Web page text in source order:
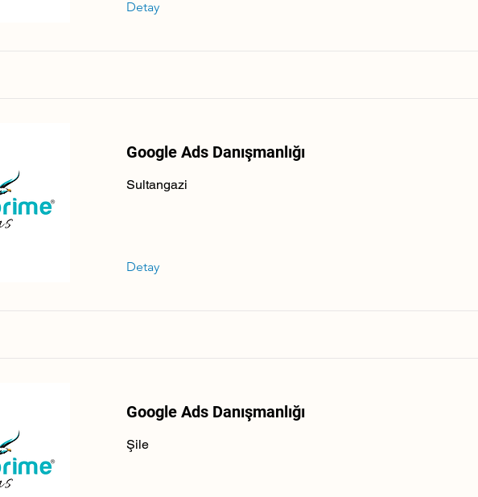
Detay
Google Ads Danışmanlığı
Sultangazi
Detay
Google Ads Danışmanlığı
Şile